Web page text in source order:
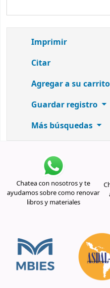
Imprimir
Citar
Agregar a su carrito
Guardar registro
Más búsquedas
Chatea con nosotros y te
ayudamos sobre como renovar
libros y materiales